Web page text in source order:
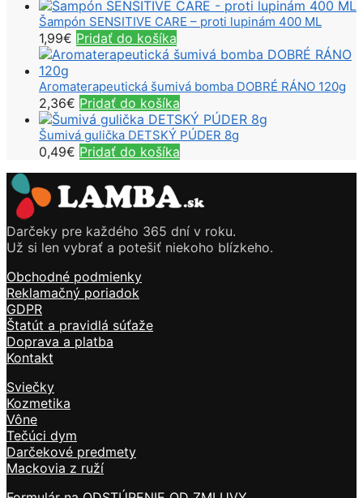
Šampón SENSITIVE CARE – proti lupinám 400 ML
1,99€ Pridať do košíka
Aromaterapeutická šumivá bomba DOBRÉ RÁNO 120g
2,36€ Pridať do košíka
Šumivá gulička DETSKÝ PÚDER 8g
0,49€ Pridať do košíka
Darčeky pre každého 365 dní v roku.
Už si len vybrať a potešiť niekoho blízkeho.
Obchodné podmienky
Reklamačný poriadok
GDPR
Štatút a pravidlá súťaže
Doprava a platba
Kontakt
Sviečky
Kozmetika
Vône
Tečúci dym
Darčekové predmety
Mackovia z ruží